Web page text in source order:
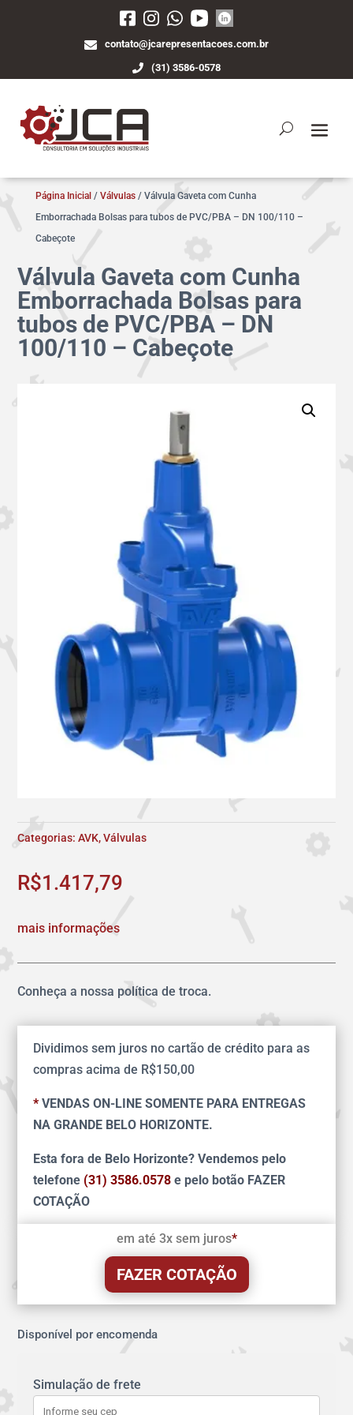
contato@jcarepresentacoes.com.br
(31) 3586-0578
Página Inicial / Válvulas/ Válvula Gaveta com Cunha
Emborrachada Bolsas para tubos de PVC/PBA – DN 100/110 –
Cabeçote
Válvula Gaveta com Cunha
Emborrachada Bolsas para
tubos de PVC/PBA – DN
100/110 – Cabeçote
Categorias:AVK,Válvulas
R$1.417,79
mais informações
Conheça a nossa política de troca.
Dividimos sem juros no cartão de crédito para as
compras acima de R$150,00
* VENDAS ON-LINE SOMENTE PARA ENTREGAS
NA GRANDE BELO HORIZONTE.
Esta fora de Belo Horizonte? Vendemos pelo
telefone (31) 3586.0578 e pelo botão FAZER
COTAÇÃO
em até 3x sem juros*
FAZER COTAÇÃO
Disponível por encomenda
Simulação de frete